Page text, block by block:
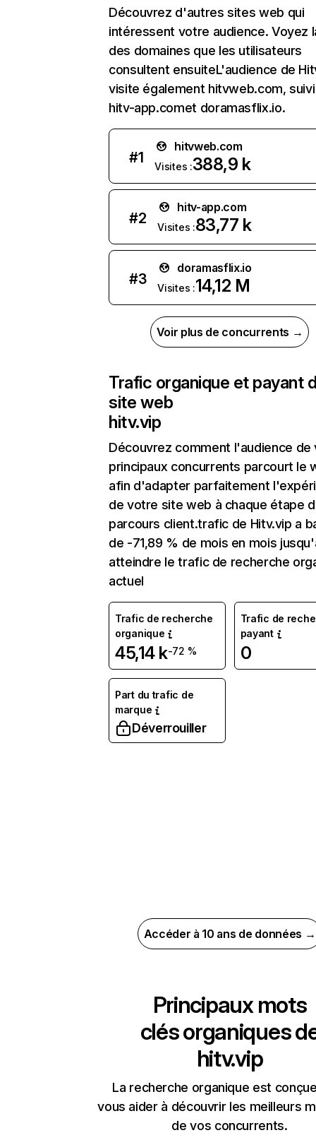
Découvrez d'autres sites web qui
intéressent votre audience. Voyez
des domaines que les utilisateurs
consultent ensuiteL'audience de
visite également hitvweb.com,
hitv-app.comet doramasflix.io.
#1
hitvweb.com
Visites :388,9 k
#2
hitv-app.com
Visites :83,77 k
#3
doramasflix.io
Visites :14,12 M
Voir plus de concurrents →
Trafic organique et payant
site web
hitv.vip
Découvrez comment l'audience de
principaux concurrents parcourt le
afin d'adapter parfaitement
de votre site web à chaque étape
parcours client.trafic de Hitv.vip a
de -71,89 % de mois en mois
atteindre le trafic de recherche
actuel
Trafic de recherche
organique
45,14 k-72 %
Trafic de
payant
0
Part du trafic de
marque
Déverrouiller
Accéder à 10 ans de données →
Principaux mots
clés organiques
hitv.vip
La recherche organique est
vous aider à découvrir les meilleurs
de vos concurrents.